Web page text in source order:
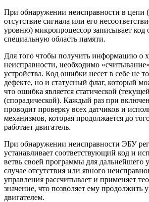
При обнаружении неисправности в цепи
отсутствие сигнала или его
уровню) микропроцессор записывает код
специальную область памяти.
Для того чтобы получить информацию о
неисправности, необходимо
устройства. Код ошибки несет в себе не
дефекте, но и статусный флаг, который
что ошибка является статической
(спорадической). Каждый раз при
проводит проверку всех датчиков и
механизмов, которая продолжается до
работает двигатель.
При обнаружении неисправности ЭБУ
устанавливает соответствующий код и
ветвь своей программы для дальнейшего
случае отсутствия или явного
управления рассчитывает и применяет
значение, что позволяет ему продолжить
двигателем.